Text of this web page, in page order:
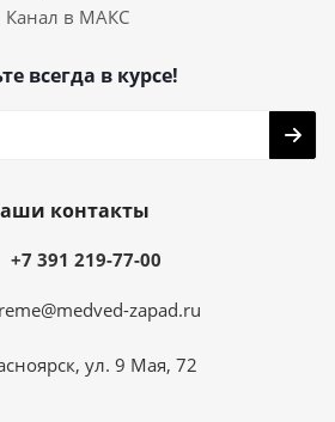
Канал в МАКС
всегда в курсе!
контакты
+7 391 219-77-00
zapad.ru
ул. 9 Мая, 72